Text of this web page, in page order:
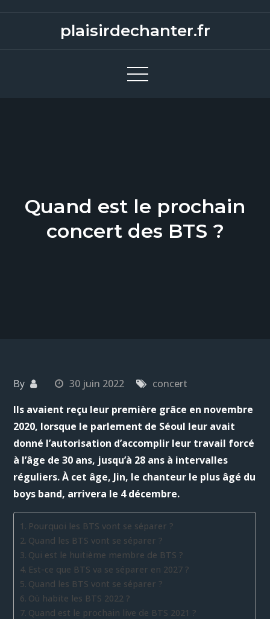
plaisirdechanter.fr
Quand est le prochain
concert des BTS ?
By 30 juin 2022
concert
Ils avaient reçu leur première grâce en novembre
2020, lorsque le parlement de Séoul leur avait
donné l’autorisation d’accomplir leur travail forcé
à l’âge de 30 ans, jusqu’à 28 ans à intervalles
réguliers. À cet âge, Jin, le chanteur le plus âgé du
boys band, arrivera le 4 décembre.
Pourquoi les BTS vont se séparer ?
Quand les BTS vont se séparer ?
Qui est le huitième membre de BTS ?
Est-ce que BTS va se séparer en 2027 ?
Quand les BTS vont se séparer ?
Où habite les BTS 2022 ?
Quand est le prochain live de BTS 2021 ?